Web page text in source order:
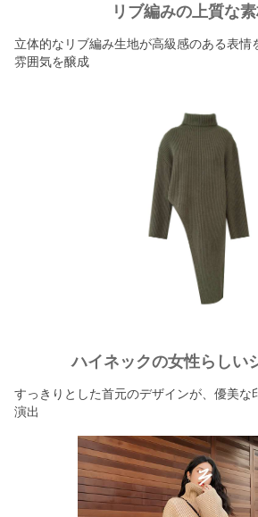
リブ編みの上質な
立体的なリブ編み生地が高級感のある表情
雰囲気を醸成
ハイネックの女性らしい
すっきりとした首元のデザインが、優美な
演出